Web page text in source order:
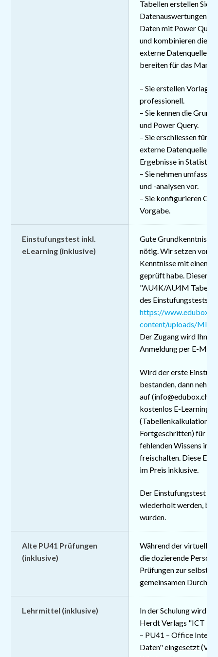
Tabellen erstellen Sie
Datenauswertungen
Daten mit Power
und kombinieren diese.
externe Datenquellen,
bereiten für das
– Sie erstellen
professionell.
– Sie kennen die
und Power Query.
– Sie erschliessen für
externe Datenquellen
Ergebnisse in
– Sie nehmen
und -analysen vor.
– Sie konfigurieren
Vorgabe.
Einstufungstest inkl.
eLearning (inklusive)
Gute
nötig. Wir setzen
Kenntnisse mit einem
geprüft habe. Dieser
"AU4K/AU4M
des Einstufungstests
https://
content/uploads/
Der Zugang wird
Anmeldung per E-Mail
Wird der erste
bestanden, dann
auf (info@edubox.ch)
kostenlos E-Learning-
(Tabellenkalkulation
Fortgeschritten) für
fehlenden Wissens im
freischalten. Diese E-
im Preis inklusive.
Der Einstufungstest
wiederholt werden, bis
wurden.
Alte PU41 Prüfungen
(inklusive)
Während der virtuellen
die dozierende Person
Prüfungen zur
gemeinsamen
Lehrmittel (inklusive)
In der Schulung wird
Herdt Verlags "ICT
– PU41 – Office
Daten" eingesetzt